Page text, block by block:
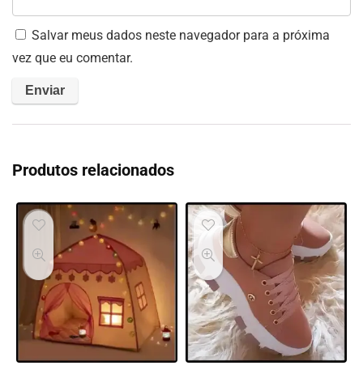
Salvar meus dados neste navegador para a próxima
vez que eu comentar.
Produtos relacionados